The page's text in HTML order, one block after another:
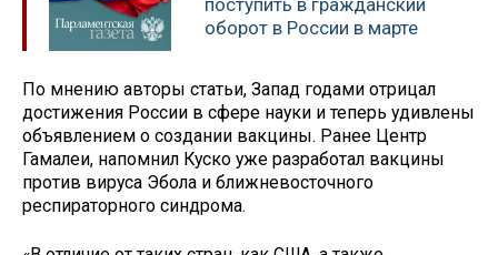
оборот в России в марте
По мнению авторы статьи, Запад годами отрицал
достижения России в сфере науки и теперь удивлены
объявлением о создании вакцины. Ранее Центр
Гамалеи, напомнил Куско уже разработал вакцины
против вируса Эбола и ближневосточного
респираторного синдрома.